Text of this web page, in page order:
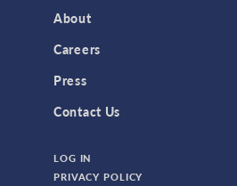
About
Careers
Press
Contact Us
LOG IN
PRIVACY POLICY